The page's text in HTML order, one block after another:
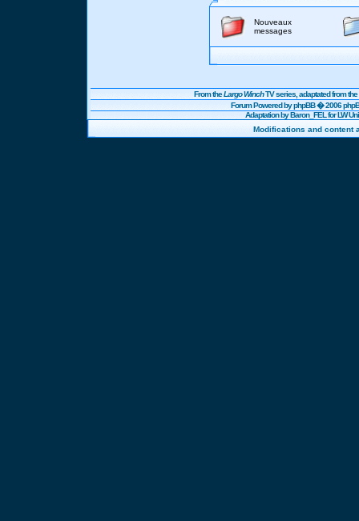
Nouveaux
messages
From theLargo WinchTV series, adaptated from
Forum Powered byphpBB� 2006
Adaptation by Baron_FEL for LW
Modifications and content